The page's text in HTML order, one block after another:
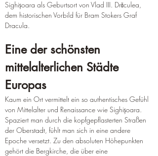
Sighișoara als Geburtsort von Vlad III. Drăculea,
dem historischen Vorbild für Bram Stokers Graf
Dracula.
Eine der schönsten
mittelalterlichen Städte
Europas
Kaum ein Ort vermittelt ein so authentisches Gefühl
von Mittelalter und Renaissance wie Sighișoara.
Spaziert man durch die kopfgepflasterten Straßen
der Oberstadt, fühlt man sich in eine andere
Epoche versetzt. Zu den absoluten Höhepunkten
gehört die Bergkirche, die über eine